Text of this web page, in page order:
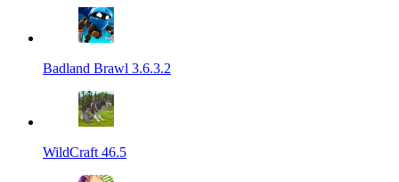
Badland Brawl 3.6.3.2
WildCraft 46.5